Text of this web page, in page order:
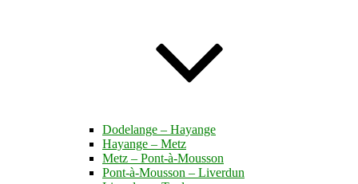
Dodelange – Hayange
Hayange – Metz
Metz – Pont-à-Mousson
Pont-à-Mousson – Liverdun